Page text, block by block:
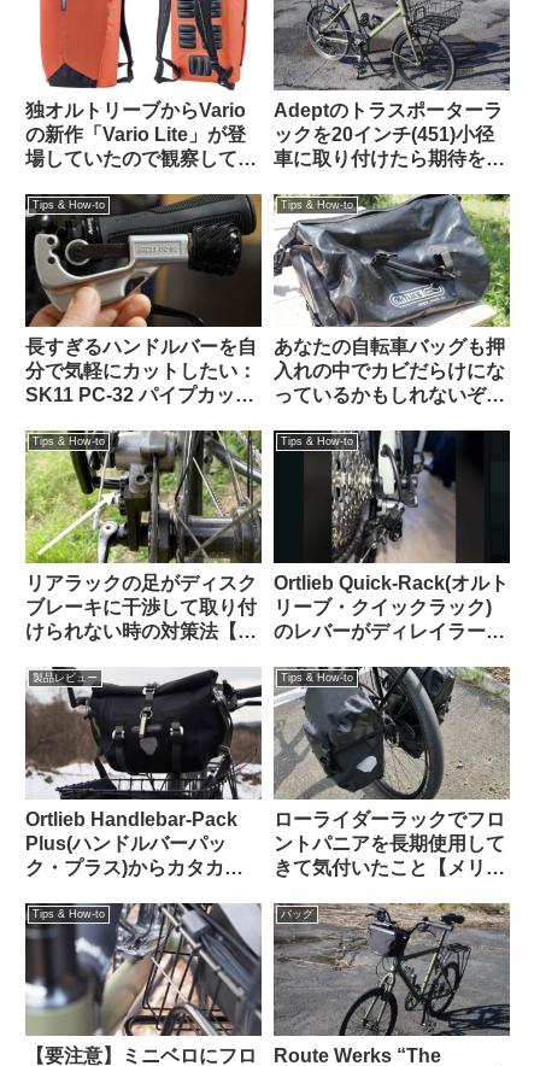
独オルトリーブからVario
の新作「Vario Lite」が登
場していたので観察してみ
Adeptのトラスポーターラ
ックを20インチ(451)小径
車に取り付けたら期待を超
【Tern Crest カスタム】
Tips & How-to
長すぎるハンドルバーを自
分で気軽にカットしたい：
SK11 PC-32 パイプカッタ
カスタム】
Tips & How-to
あなたの自転車バッグも押
入れの中でカビだらけにな
っているかもしれないぞ
っておきたいメンテナン
Tips & How-to
リアラックの足がディスク
ブレーキに干渉して取り付
けられない時の対策法【大
Tips & How-to
Ortlieb Quick-Rack(オルト
リーブ・クイックラック)
のレバーがディレイラーの
する時の解決法
製品レビュー
Ortlieb Handlebar-Pack
Plus(ハンドルバーパッ
ク・プラス)からカタカタ
はこれだった【豆感想】
Tips & How-to
ローライダーラックでフロ
ントパニアを長期使用して
きて気付いたこと【メリッ
Tips & How-to
【要注意】ミニベロにフロ
バッグ
Route Werks “The